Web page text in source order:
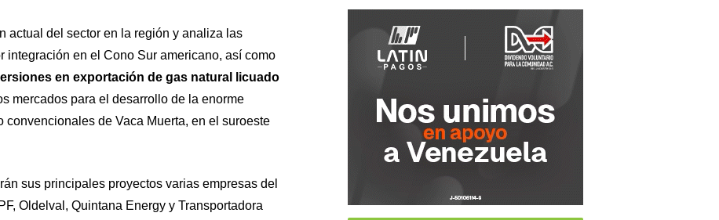
actual del sector en la región y analiza las
integración en el Cono Sur americano, así como
en exportación de gas natural licuado
mercados para el desarrollo de la enorme
convencionales de Vaca Muerta, en el suroeste
sus principales proyectos varias empresas del
Oldelval, Quintana Energy y Transportadora